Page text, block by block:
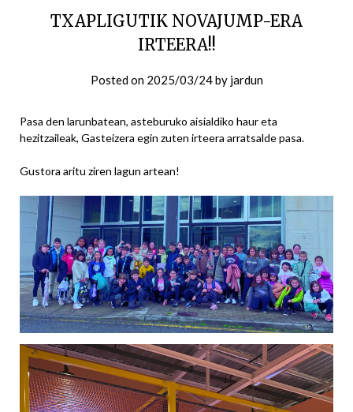
TXAPLIGUTIK NOVAJUMP-ERA
IRTEERA!!
Posted on 2025/03/24by jardun
Pasa den larunbatean, asteburuko aisialdiko haur eta
hezitzaileak, Gasteizera egin zuten irteera arratsalde pasa.
Gustora aritu ziren lagun artean!